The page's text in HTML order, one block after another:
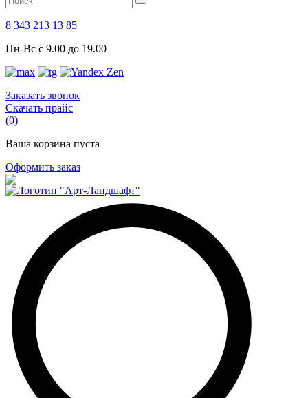
8 343 213 13 85
Пн-Вс с 9.00 до 19.00
Заказать звонок
Скачать прайс
(0)
Ваша корзина пуста
Оформить заказ